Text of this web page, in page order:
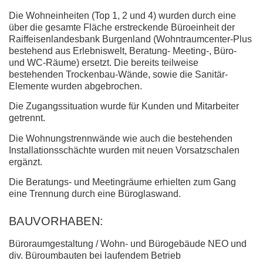
Die Wohneinheiten (Top 1, 2 und 4) wurden durch eine
über die gesamte Fläche erstreckende Büroeinheit der
Raiffeisenlandesbank Burgenland (Wohntraumcenter-Plus
bestehend aus Erlebniswelt, Beratung- Meeting-, Büro-
und WC-Räume) ersetzt. Die bereits teilweise
bestehenden Trockenbau-Wände, sowie die Sanitär-
Elemente wurden abgebrochen.
Die Zugangssituation wurde für Kunden und Mitarbeiter
getrennt.
Die Wohnungstrennwände wie auch die bestehenden
Installationsschächte wurden mit neuen Vorsatzschalen
ergänzt.
Die Beratungs- und Meetingräume erhielten zum Gang
eine Trennung durch eine Büroglaswand.
BAUVORHABEN:
Büroraumgestaltung / Wohn- und Bürogebäude NEO und
div. Büroumbauten bei laufendem Betrieb